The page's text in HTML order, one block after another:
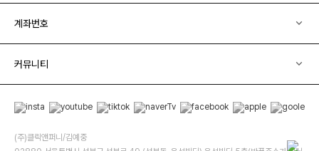
계좌번호
커뮤니티
(주)클릭앤퍼니/김예중